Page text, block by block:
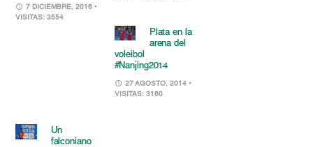
7 DICIEMBRE, 2016 •
VISITAS: 3554
Plata en la
arena del
voleibol
#Nanjing2014
27 AGOSTO, 2014 •
VISITAS: 3160
Un
falconiano